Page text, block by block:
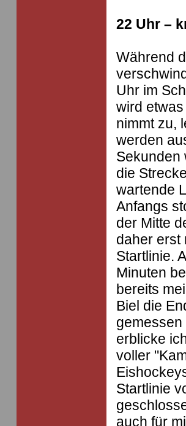
22 Uhr –
Während
Uhr im
wird
nimmt zu,
werden
Sekunden
die
wartende
Anfangs
der Mitte
daher erst
Startlinie.
Minuten
bereits
Biel die
erblicke
voller
Startlinie
auch für